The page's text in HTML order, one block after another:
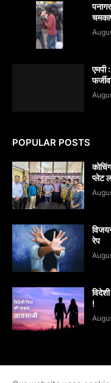
एमपी
POPULAR POSTS
प्लेट
रेप
!